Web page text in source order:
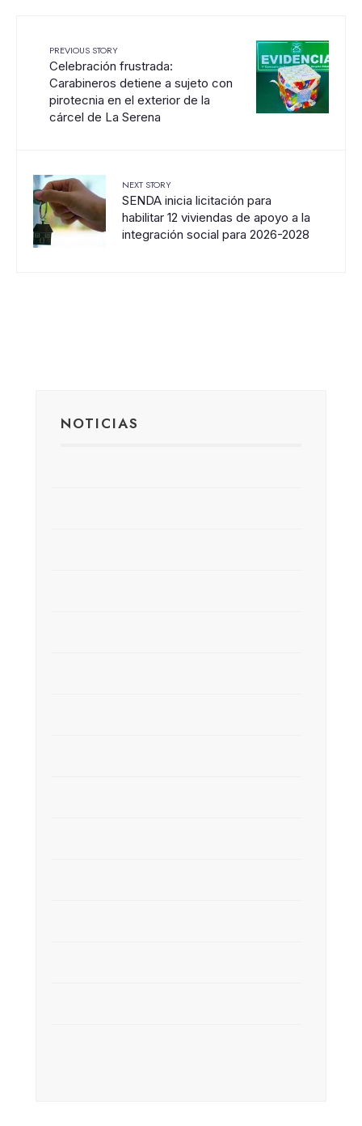
PREVIOUS STORY
Celebración frustrada:
Carabineros detiene a sujeto con
pirotecnia en el exterior de la
cárcel de La Serena
NEXT STORY
SENDA inicia licitación para
habilitar 12 viviendas de apoyo a la
integración social para 2026-2028
NOTICIAS